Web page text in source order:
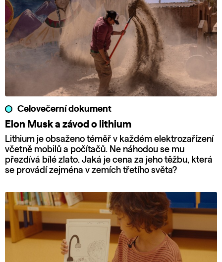
Celovečerní dokument
Elon Musk a závod o lithium
Lithium je obsaženo téměř v každém elektrozařízení
včetně mobilů a počítačů. Ne náhodou se mu
přezdívá bílé zlato. Jaká je cena za jeho těžbu, která
se provádí zejména v zemích třetího světa?